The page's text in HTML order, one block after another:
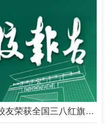
怀报告，获得同意。
又美又飒！国防科大2位校友荣获全国三八红旗手标兵